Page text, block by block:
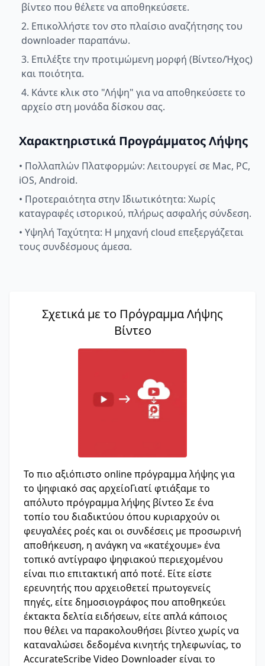
βίντεο που θέλετε να αποθηκεύσετε.
2. Επικολλήστε τον στο πλαίσιο αναζήτησης του
downloader παραπάνω.
3. Επιλέξτε την προτιμώμενη μορφή (Βίντεο/Ήχος)
και ποιότητα.
4. Κάντε κλικ στο "Λήψη" για να αποθηκεύσετε το
αρχείο στη μονάδα δίσκου σας.
Χαρακτηριστικά Προγράμματος Λήψης
• Πολλαπλών Πλατφορμών: Λειτουργεί σε Mac, PC,
iOS, Android.
• Προτεραιότητα στην Ιδιωτικότητα: Χωρίς
καταγραφές ιστορικού, πλήρως ασφαλής σύνδεση.
• Υψηλή Ταχύτητα: Η μηχανή cloud επεξεργάζεται
τους συνδέσμους άμεσα.
Σχετικά με το Πρόγραμμα Λήψης
Βίντεο
Το πιο αξιόπιστο online πρόγραμμα λήψης για
το ψηφιακό σας αρχείοΓιατί φτιάξαμε το
απόλυτο πρόγραμμα λήψης βίντεο Σε ένα
τοπίο του διαδικτύου όπου κυριαρχούν οι
φευγαλέες ροές και οι συνδέσεις με προσωρινή
αποθήκευση, η ανάγκη να «κατέχουμε» ένα
τοπικό αντίγραφο ψηφιακού περιεχομένου
είναι πιο επιτακτική από ποτέ. Είτε είστε
ερευνητής που αρχειοθετεί πρωτογενείς
πηγές, είτε δημοσιογράφος που αποθηκεύει
έκτακτα δελτία ειδήσεων, είτε απλά κάποιος
που θέλει να παρακολουθήσει βίντεο χωρίς να
καταναλώσει δεδομένα κινητής τηλεφωνίας, το
AccurateScribe Video Downloader είναι το